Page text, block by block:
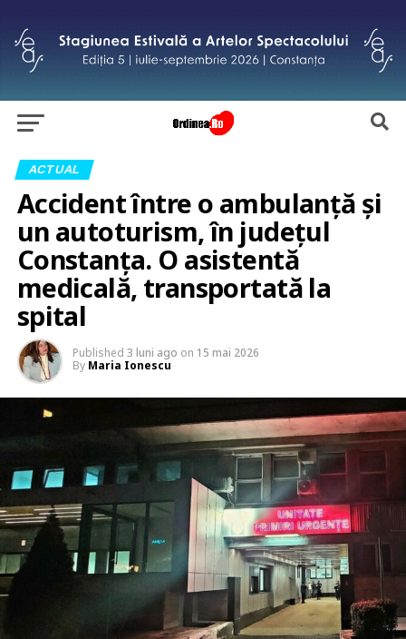
ACTUAL
Accident între o ambulanță și
un autoturism, în județul
Constanța. O asistentă
medicală, transportată la
spital
Published 3 luni ago on 15 mai 2026
By Maria Ionescu